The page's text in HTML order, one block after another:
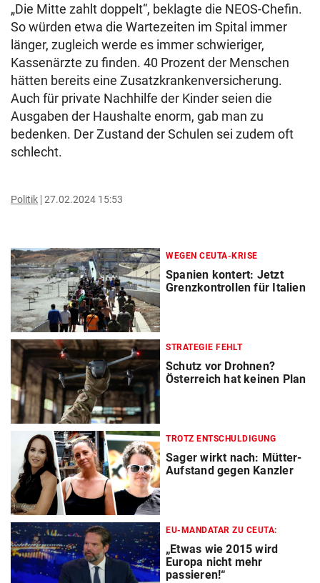
„Die Mitte zahlt doppelt“, beklagte die NEOS-Chefin.
So würden etwa die Wartezeiten im Spital immer
länger, zugleich werde es immer schwieriger,
Kassenärzte zu finden. 40 Prozent der Menschen
hätten bereits eine Zusatzkrankenversicherung.
Auch für private Nachhilfe der Kinder seien die
Ausgaben der Haushalte enorm, gab man zu
bedenken. Der Zustand der Schulen sei zudem oft
schlecht.
Politik 27.02.2024 15:53
WEGEN CEUTA-KRISE
Spanien kontert: Jetzt
Grenzkontrollen für Italien
STRATEGIE FEHLT
Schutz vor Drohnen?
Österreich hat keinen Plan
TROTZ ENTSCHULDIGUNG
Sager wirkt nach: Mütter-
Aufstand gegen Kanzler
EU-MANDATAR ZU CEUTA:
„Etwas wie 2015 wird
Europa nicht mehr
passieren!“